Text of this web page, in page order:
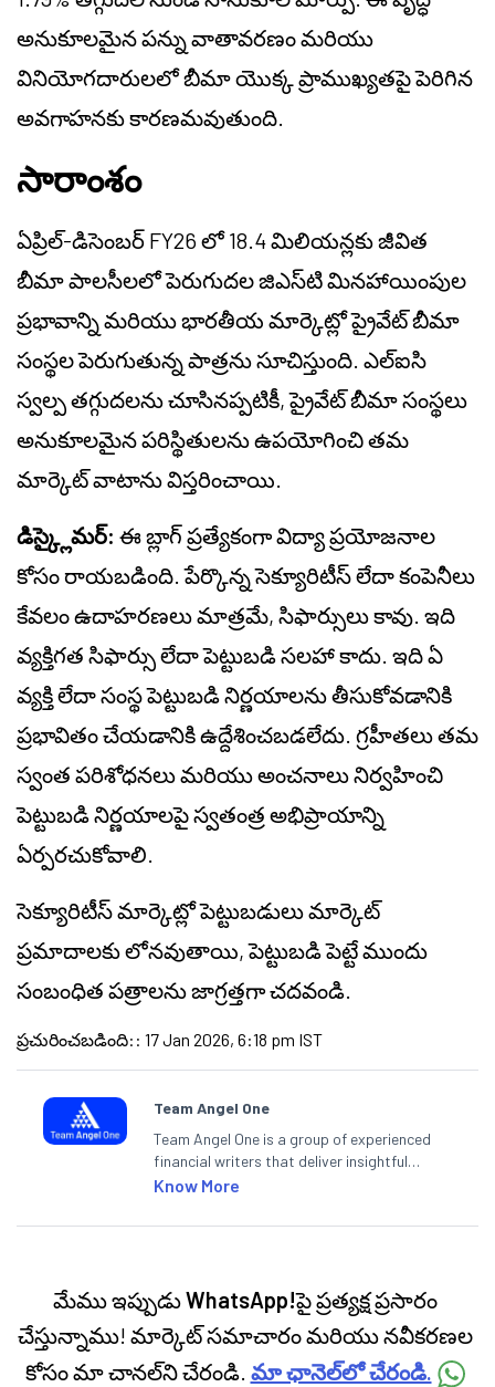
అనుకూలమైన పన్ను వాతావరణం మరియు
వినియోగదారులలో బీమా యొక్క ప్రాముఖ్యతపై పెరిగిన
అవగాహనకు కారణమవుతుంది.
సారాంశం
ఏప్రిల్-డిసెంబర్ FY26 లో 18.4 మిలియన్లకు జీవిత
బీమా పాలసీలలో పెరుగుదల జిఎస్‌టి మినహాయింపుల
ప్రభావాన్ని మరియు భారతీయ మార్కెట్లో ప్రైవేట్ బీమా
సంస్థల పెరుగుతున్న పాత్రను సూచిస్తుంది. ఎల్‌ఐసి
స్వల్ప తగ్గుదలను చూసినప్పటికీ, ప్రైవేట్ బీమా సంస్థలు
అనుకూలమైన పరిస్థితులను ఉపయోగించి తమ
మార్కెట్ వాటాను విస్తరించాయి.
డిస్క్లైమర్: ఈ బ్లాగ్ ప్రత్యేకంగా విద్యా ప్రయోజనాల
కోసం రాయబడింది. పేర్కొన్న సెక్యూరిటీస్ లేదా కంపెనీలు
కేవలం ఉదాహరణలు మాత్రమే, సిఫార్సులు కావు. ఇది
వ్యక్తిగత సిఫార్సు లేదా పెట్టుబడి సలహా కాదు. ఇది ఏ
వ్యక్తి లేదా సంస్థ పెట్టుబడి నిర్ణయాలను తీసుకోవడానికి
ప్రభావితం చేయడానికి ఉద్దేశించబడలేదు. గ్రహీతలు తమ
స్వంత పరిశోధనలు మరియు అంచనాలు నిర్వహించి
పెట్టుబడి నిర్ణయాలపై స్వతంత్ర అభిప్రాయాన్ని
ఏర్పరచుకోవాలి.
సెక్యూరిటీస్ మార్కెట్లో పెట్టుబడులు మార్కెట్
ప్రమాదాలకు లోనవుతాయి, పెట్టుబడి పెట్టే ముందు
సంబంధిత పత్రాలను జాగ్రత్తగా చదవండి.
ప్రచురించబడింది: : 17 Jan 2026, 6:18 pm IST
Team Angel One
Team Angel One is a group of experienced
financial writers that deliver insightful
articles on the stock market, IPO, economy,
categories.
Know More
మేము ఇప్పుడుWhatsApp!పై ప్రత్యక్ష ప్రసారం
చేస్తున్నాము! మార్కెట్ సమాచారం మరియు నవీకరణల
కోసం మా చానల్‌ని చేరండి. మా ఛానెల్‌లో చేరండి.